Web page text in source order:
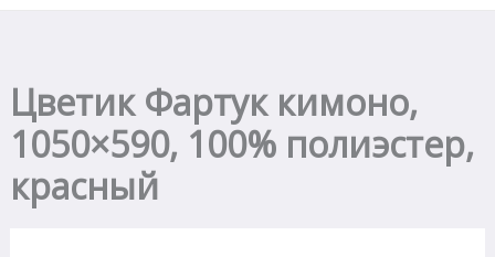
Цветик Фартук кимоно,
1050×590, 100% полиэстер,
красный